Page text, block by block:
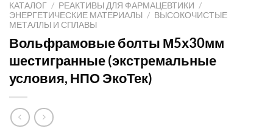
КАТАЛОГ / РЕАКТИВЫ ДЛЯ ФАРМАЦЕВТИКИ /
ЭНЕРГЕТИЧЕСКИЕ МАТЕРИАЛЫ / ВЫСОКОЧИСТЫЕ
МЕТАЛЛЫ И СПЛАВЫ
Вольфрамовые болты М5х30мм
шестигранные (экстремальные
условия, НПО ЭкоТек)